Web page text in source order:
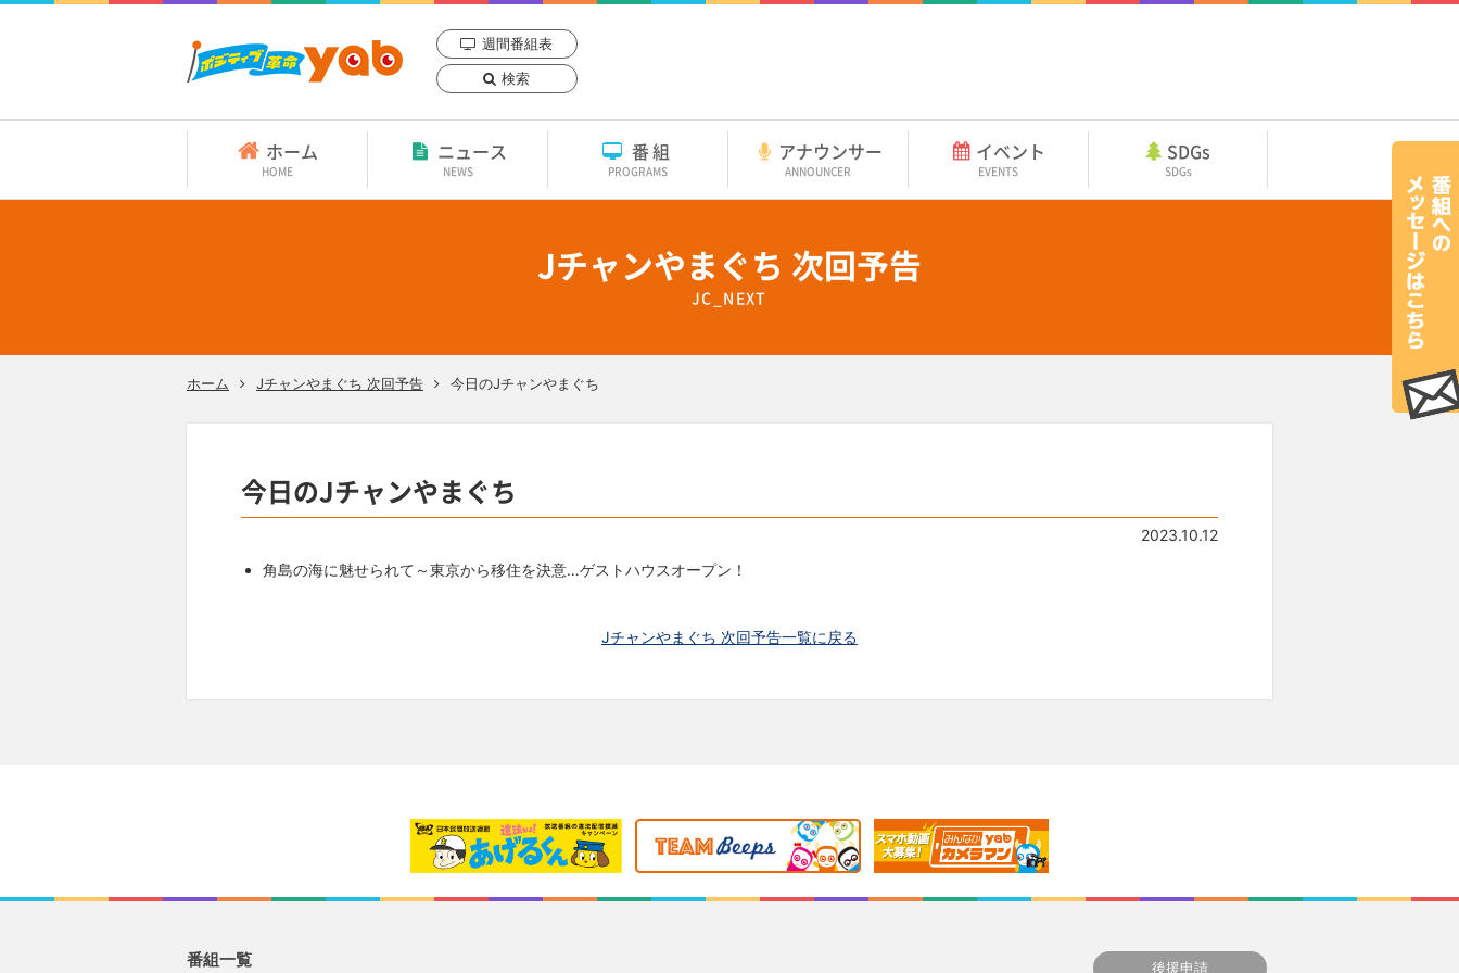
週間番組表
検索
ホーム
HOME
ニュース
NEWS
番組
PROGRAMS
アナウンサー
ANNOUNCER
イベント
EVENTS
SDGs
SDGs
Jチャンやまぐち 次回予告
JC_NEXT
ホーム Jチャンやまぐち 次回予告 今日のJチャンやまぐち
今日のJチャンやまぐち
2023.10.12
角島の海に魅せられて～東京から移住を決意…ゲストハウスオープン！
Jチャンやまぐち 次回予告一覧に戻る
番組一覧 後援申請